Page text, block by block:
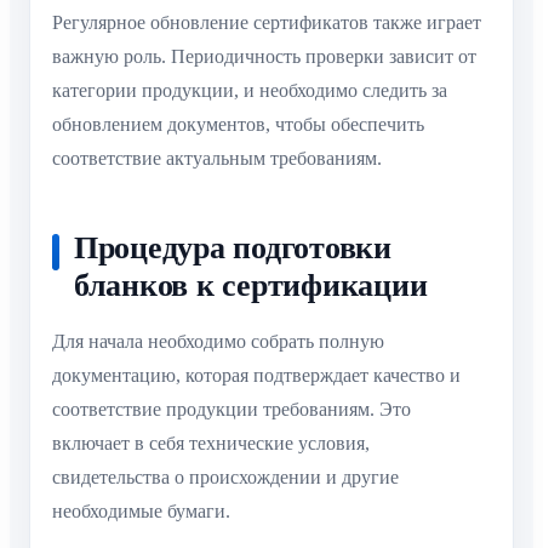
Регулярное обновление сертификатов также играет
важную роль. Периодичность проверки зависит от
категории продукции, и необходимо следить за
обновлением документов, чтобы обеспечить
соответствие актуальным требованиям.
Процедура подготовки
бланков к сертификации
Для начала необходимо собрать полную
документацию, которая подтверждает качество и
соответствие продукции требованиям. Это
включает в себя технические условия,
свидетельства о происхождении и другие
необходимые бумаги.